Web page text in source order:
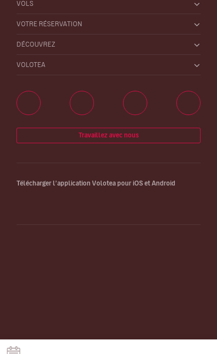
VOLS
VOTRE RÉSERVATION
DÉCOUVREZ
VOLOTEA
Travaillez avec nous
Télécharger l’application Volotea pour iOS et Android